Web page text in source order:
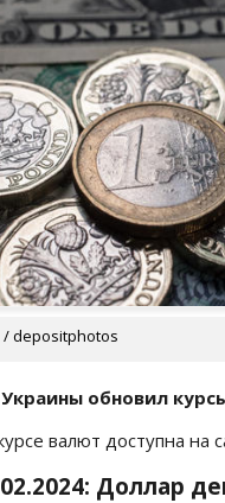
depositphotos
обновил
валют доступна на
Доллар